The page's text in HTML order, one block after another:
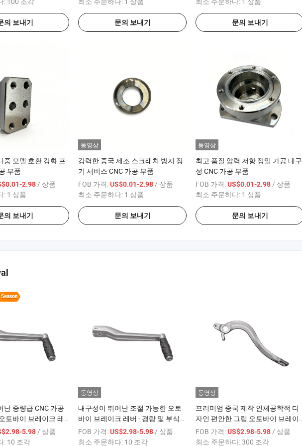
의 보내기 문의 보내기 문의 보내기
중 모델 호환 강화 프
부품
2.98 / 상품
: 1 상품
의 보내기
동영상
강력한 중국 제조 스크래치 방지 장
기 서비스 CNC 가공 부품
FOB 가격:US$0.01-2.98 / 상품
최소 주문하다: 1 상품
문의 보내기
동영상
최고 품질 압력 저항 정밀 가공 내구
성 CNC 가공 부품
FOB 가격:US$0.01-2.98 / 상품
최소 주문하다: 1 상품
문의 보내기
난 중량급 CNC 가공
토바이 브레이크 레
5.98 / 상품
: 10 조각
동영상
내구성이 뛰어난 조절 가능한 오토
바이 브레이크 레버 - 경량 및 부식
방지
FOB 가격:US$2.98-5.98 / 상품
최소 주문하다: 10 조각
동영상
프리미엄 중국 제작 인체공학적 디
자인 편안한 그립 오토바이 브레이
크 레버
FOB 가격:US$2.98-5.98 / 상품
최소 주문하다:300 조각